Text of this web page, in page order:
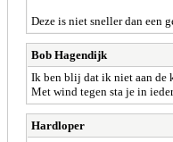
Deze is niet sneller dan een
Bob Hagendijk
Ik ben blij dat ik niet aan de
Met wind tegen sta je in
Hardloper